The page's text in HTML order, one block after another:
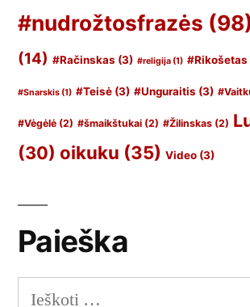
#nudrožtosfrazės
(14) #Račinskas (3) #religija (1) #Rikošetas
#Snarskis (1) #Teisė (3) #Unguraitis (3)
#Vėgėlė (2) #šmaikštukai (2) #Žilinskas (2)
(30) oikuku (35) Video (3)
Paieška
Ieškoti: